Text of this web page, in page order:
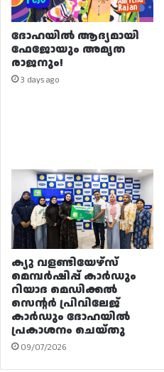
ദോഹയിൽ ആദ്യമായി
ഫേജോയും അമൃത
രാജനും!
3 days ago
ക്യു വളണ്ടിയേഴ്‌സ്
മെമ്പർഷിപ്പ് കാർഡും
റിയാദ മെഡിക്കൽ
സെന്റർ പ്രിവിലേജ്
കാർഡും ദോഹയിൽ
പ്രകാശനം ചെയ്തു
09/07/2026